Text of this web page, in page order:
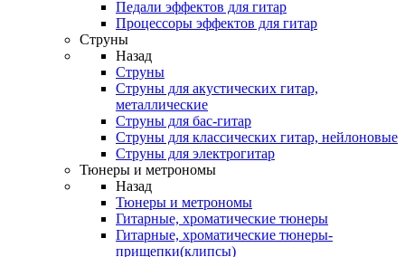
Педали эффектов для гитар
Процессоры эффектов для гитар
Струны
Назад
Струны
Струны для акустических гитар,
металлические
Струны для бас-гитар
Струны для классических гитар, нейлоновые
Струны для электрогитар
Тюнеры и метрономы
Назад
Тюнеры и метрономы
Гитарные, хроматические тюнеры
Гитарные, хроматические тюнеры-
прищепки(клипсы)